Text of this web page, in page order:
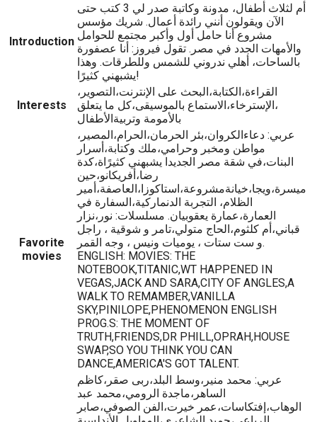
Introduction
أم لثلاث أطفال، مدونة وكاتبة صدر لي 3 كتب حتى
الآن ويقولون أنني رائدة أعمال. شريك مؤسس
مشروع أنا حامل أول وأكبر مجتمع للحوامل
والأمهات الجدد في مصر. تقول فيروز: أنا عصفورة
بالساحات، أهلي ندروني للشمس وللطرقات. وهذا
يشبهني كثيرًا!
Interests
القراءة،الكتابة،البحث على الإنترنت،التصوير،
،الإسترخاء،الاستماع بالموسيقى،كل ما يتعلق
بالأمومة وتربيةالأطفال
Favorite
movies
عربي: دعاءالكروان،بئر الحرمان،الحرام،المصير،
مواطن ومخبر وحرامي،ملك وكتابة،أسرار
البنات،في شقة مصر الجديدا يشبهني كثيرًاة،كدة
رضا،أفريكانو،حين
ميسرة،ويجا،خيانةمشروعة،استاكوزا،العاصفة،أمير
الظلام، التجربة الدنماركية،السفارة في
العمارة،عمارة يعقوبيان. مسلسلات: نور،نزار
قباني،أم كلثوم،الحاج متولي،تامر و شوقية ، راجل
و ست ستات ، يوميات ونيس ، وجه القمر.
ENGLISH: MOVIES: THE
NOTEBOOK,TITANIC,WT HAPPENED IN
VEGAS,JACK AND SARA,CITY OF ANGLES,A
WALK TO REMAMBER,VANILLA
SKY,PINILOPE,PHENOMENON ENGLISH
PROG.S: THE MOMENT OF
TRUTH,FRIENDS,DR PHILL,OPRAH,HOUSE
SWAP,SO YOU THINK YOU CAN
DANCE,AMERICA'S GOT TALENT.
عربي: محمد منير،وسط البلد،ربى صقر،كاظم
الساهر،ماجدة الرومي،محمد عبد
الوهاب،إفتكاسات،عمر خيرت،الفن الصوفي،صابر